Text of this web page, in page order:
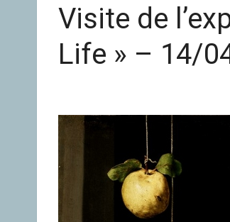
Visite de
Life » – 14/